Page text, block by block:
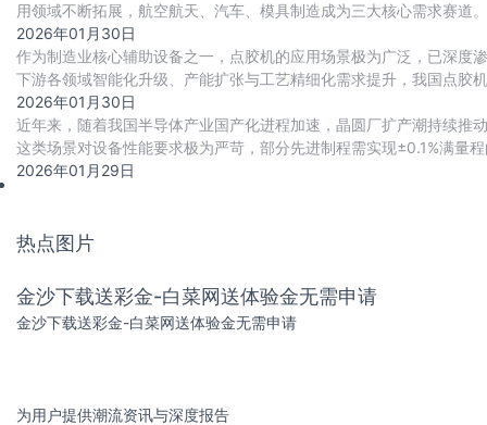
用领域不断拓展，航空航天、汽车、模具制造成为三大核心需求赛
代进程加速推进，国产化率从2020年的18
2026年01月30日
作为制造业核心辅助设备之一，点胶机的应用场景极为广泛，已深度
下游各领域智能化升级、产能扩张与工艺精细化需求提升，我国点胶
2026年01月30日
近年来，随着我国半导体产业国产化进程加速，晶圆厂扩产潮持续推
这类场景对设备性能要求极为严苛，部分先进制程需实现±0.1%满量
准。
2026年01月29日
热点图片
金沙下载送彩金-白菜网送体验金无需申请
金沙下载送彩金-白菜网送体验金无需申请
为用户提供潮流资讯与深度报告